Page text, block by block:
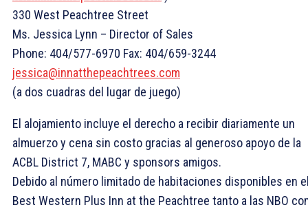
330 West Peachtree Street
Ms. Jessica Lynn – Director of Sales
Phone: 404/577-6970 Fax: 404/659-3244
jessica@innatthepeachtrees.com
(a dos cuadras del lugar de juego)
El alojamiento incluye el derecho a recibir diariamente un
almuerzo y cena sin costo gracias al generoso apoyo de la
ACBL District 7, MABC y sponsors amigos.
Debido al número limitado de habitaciones disponibles en
Best Western Plus Inn at the Peachtree tanto a las NBO